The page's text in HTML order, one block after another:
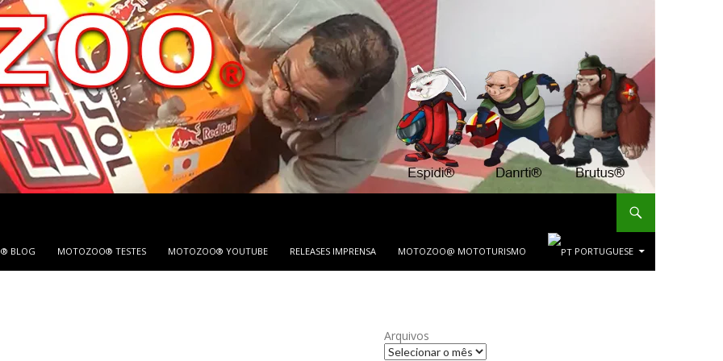
BLOG MOTOZOO® TESTES MOTOZOO® YOUTUBE RELEASES IMPRENSA MOTOZOO@ MOTOTURISMO PORTUGUESE
Arquivos